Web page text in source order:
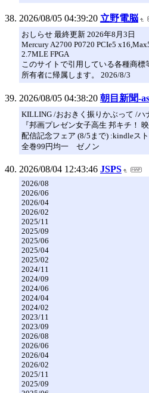
2026/08/05 04:39:20 立野電脳
おしらせ 最終更新 2026年8月3日
Mercury A2700 P0720 PCIe5
2.7MLE FPGA
このサイトで引用している各種商
所有者に帰属します。 2026/8/3
2026/08/05 04:38:20 朝目新聞-
KILLING /おおきく振りかぶって /ハ
『邦画プレゼン女子高生 邦キチ！
配信記念フェア (8/5まで) :kindleス
全巻99円均一 ゼノン
2026/08/04 12:43:46 JSPS
2026/08
2026/06
2026/04
2026/02
2025/11
2025/09
2025/06
2025/04
2025/02
2024/11
2024/09
2024/06
2024/04
2024/02
2023/11
2023/09
2026/08
2026/06
2026/04
2026/02
2025/11
2025/09